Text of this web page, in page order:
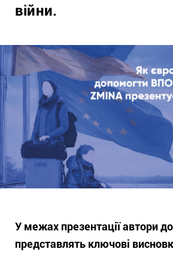
війни.
У межах презентації автори
представлять ключові